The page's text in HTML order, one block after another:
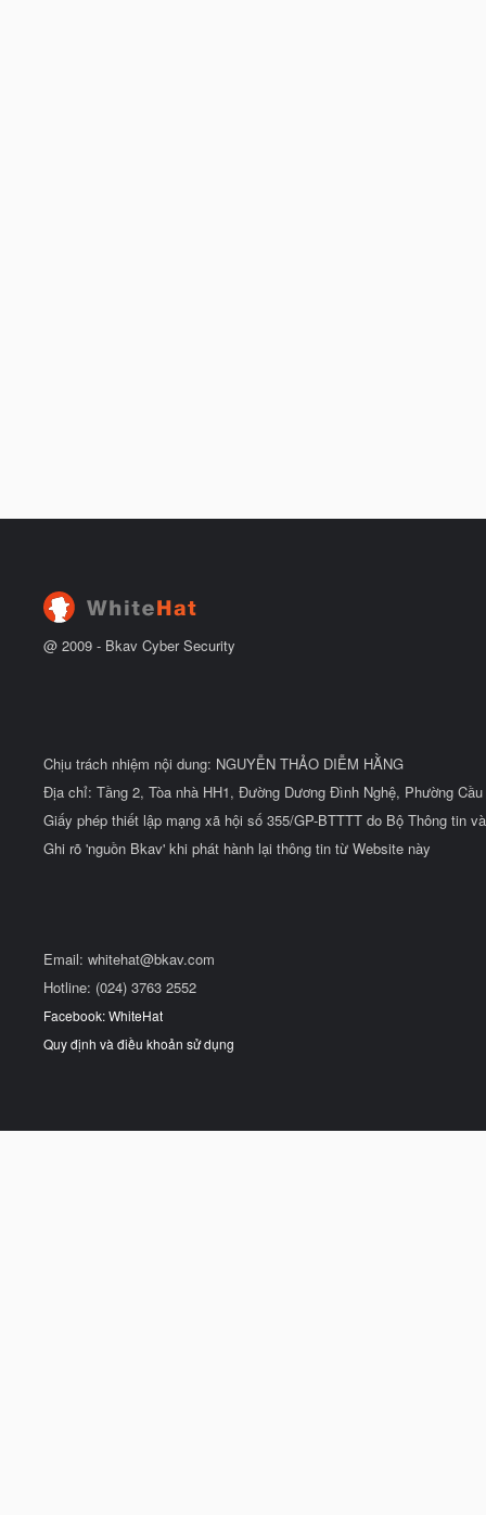
@ 2009 - Bkav Cyber Security
Chịu trách nhiệm nội dung: NGUYỄN THẢO DIỄM HẰNG
Địa chỉ: Tầng 2, Tòa nhà HH1, Đường Dương Đình Nghệ, Phường
Giấy phép thiết lập mạng xã hội số 355/GP-BTTTT do Bộ Thông tin
Ghi rõ 'nguồn Bkav' khi phát hành lại thông tin từ Website này
Email: whitehat@bkav.com
Hotline: (024) 3763 2552
Facebook: WhiteHat
Quy định và điều khoản sử dụng